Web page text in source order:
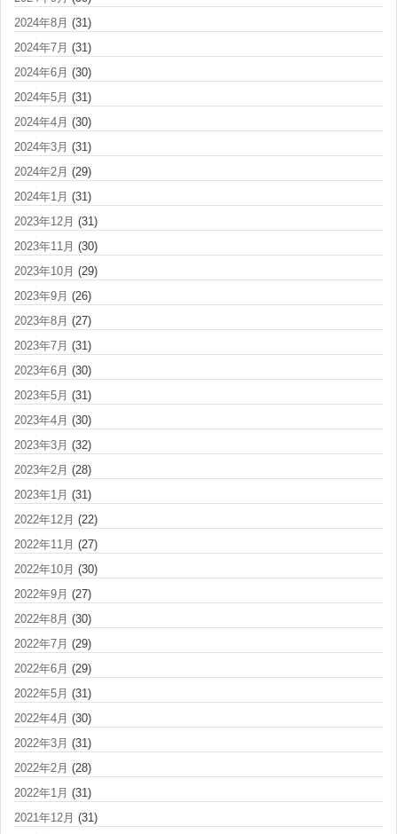
2024年8月 (31)
2024年7月 (31)
2024年6月 (30)
2024年5月 (31)
2024年4月 (30)
2024年3月 (31)
2024年2月 (29)
2024年1月 (31)
2023年12月 (31)
2023年11月 (30)
2023年10月 (29)
2023年9月 (26)
2023年8月 (27)
2023年7月 (31)
2023年6月 (30)
2023年5月 (31)
2023年4月 (30)
2023年3月 (32)
2023年2月 (28)
2023年1月 (31)
2022年12月 (22)
2022年11月 (27)
2022年10月 (30)
2022年9月 (27)
2022年8月 (30)
2022年7月 (29)
2022年6月 (29)
2022年5月 (31)
2022年4月 (30)
2022年3月 (31)
2022年2月 (28)
2022年1月 (31)
2021年12月 (31)